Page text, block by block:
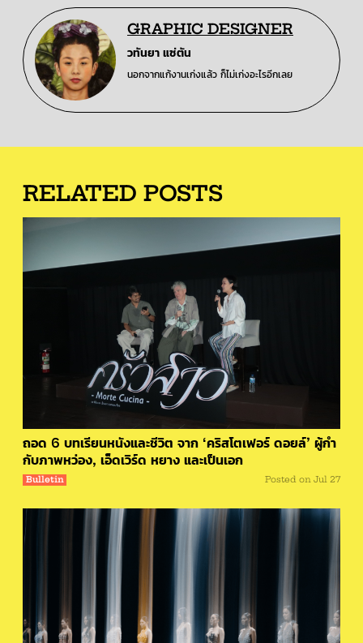
GRAPHIC DESIGNER
วทันยา แซ่ตัน
นอกจากแก้งานเก่งแล้ว ก็ไม่เก่งอะไรอีกเลย
RELATED POSTS
ถอด 6 บทเรียนหนังและชีวิต จาก ‘คริสโตเฟอร์ ดอยล์’ ผู้กำ
กับภาพหว่อง, เอ็ดเวิร์ด หยาง และเป็นเอก
Bulletin Posted on Jul 27